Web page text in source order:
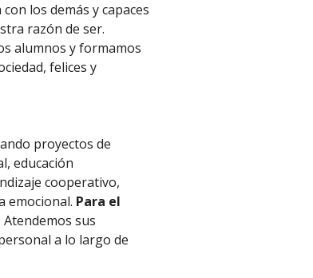
los demás y capaces
razón de ser.
alumnos y formamos
felices y
proyectos de
educación
cooperativo,
emocional. Para el
Atendemos sus
a lo largo de